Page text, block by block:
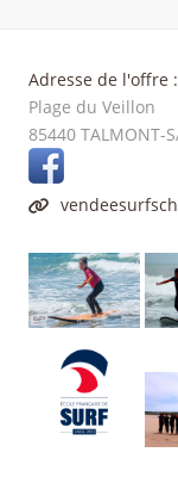
Adresse de l'offre :
Plage du Veillon
85440 TALMONT-